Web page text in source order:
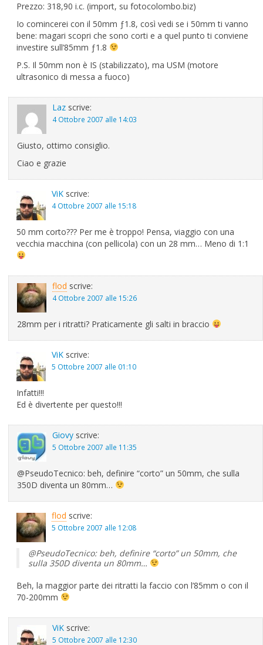
Prezzo: 318,90 i.c. (import, su fotocolombo.biz)
Io comincerei con il 50mm ƒ1.8, così vedi se i 50mm ti vanno
bene: magari scopri che sono corti e a quel punto ti conviene
investire sull’85mm ƒ1.8
P.S. Il 50mm non è IS (stabilizzato), ma USM (motore
ultrasonico di messa a fuoco)
Laz scrive:
4 Ottobre 2007 alle 14:03
Giusto, ottimo consiglio.
Ciao e grazie
ViK scrive:
4 Ottobre 2007 alle 15:18
50 mm corto??? Per me è troppo! Pensa, viaggio con una
vecchia macchina (con pellicola) con un 28 mm… Meno di 1:1
flod scrive:
4 Ottobre 2007 alle 15:26
28mm per i ritratti? Praticamente gli salti in braccio
ViK scrive:
5 Ottobre 2007 alle 01:10
Infatti!!!
Ed è divertente per questo!!!
Giovy scrive:
5 Ottobre 2007 alle 11:35
@PseudoTecnico: beh, definire “corto” un 50mm, che sulla
350D diventa un 80mm…
flod scrive:
5 Ottobre 2007 alle 12:08
@PseudoTecnico: beh, definire “corto” un 50mm, che
sulla 350D diventa un 80mm…
Beh, la maggior parte dei ritratti la faccio con l’85mm o con il
70-200mm
ViK scrive:
5 Ottobre 2007 alle 12:30